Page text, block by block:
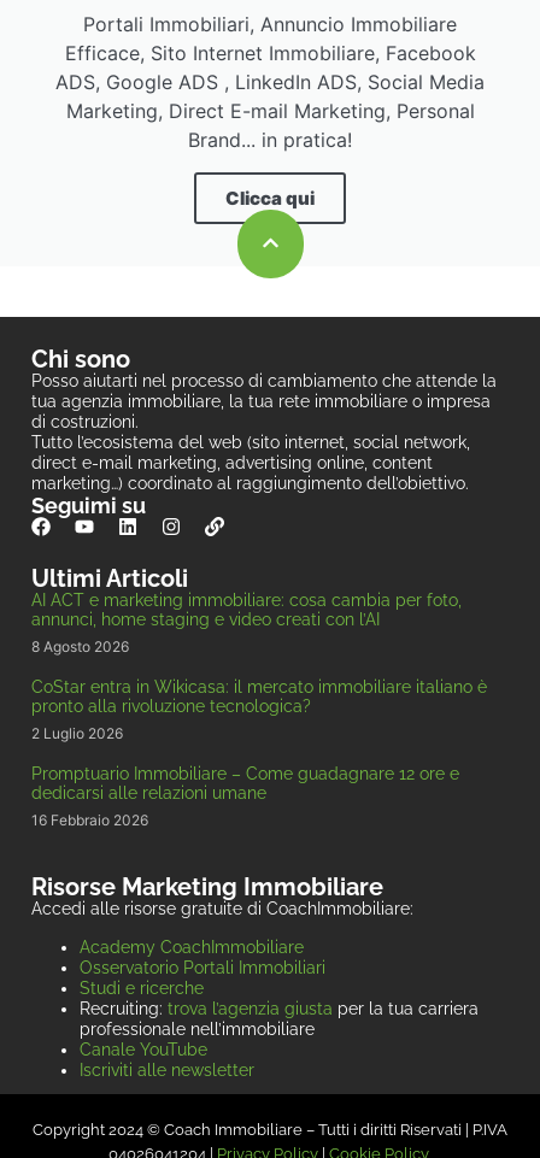
Portali Immobiliari, Annuncio Immobiliare
Efficace, Sito Internet Immobiliare, Facebook
ADS, Google ADS , LinkedIn ADS, Social Media
Marketing, Direct E-mail Marketing, Personal
Brand... in pratica!
Clicca qui
Chi sono
Posso aiutarti nel processo di cambiamento che attende la
tua agenzia immobiliare, la tua rete immobiliare o impresa
di costruzioni.
Tutto l’ecosistema del web (sito internet, social network,
direct e-mail marketing, advertising online, content
marketing…) coordinato al raggiungimento dell’obiettivo.
Seguimi su
Ultimi Articoli
AI ACT e marketing immobiliare: cosa cambia per foto,
annunci, home staging e video creati con l’AI
8 Agosto 2026
CoStar entra in Wikicasa: il mercato immobiliare italiano è
pronto alla rivoluzione tecnologica?
2 Luglio 2026
Promptuario Immobiliare – Come guadagnare 12 ore e
dedicarsi alle relazioni umane
16 Febbraio 2026
Risorse Marketing Immobiliare
Accedi alle risorse gratuite di CoachImmobiliare:
Academy CoachImmobiliare
Osservatorio Portali Immobiliari
Studi e ricerche
Recruiting:trova l’agenzia giusta per la tua carriera
professionale nell’immobiliare
Canale YouTube
Iscriviti alle newsletter
Copyright 2024 © Coach Immobiliare – Tutti i diritti Riservati | P.IVA
04026041204 | Privacy Policy| Cookie Policy